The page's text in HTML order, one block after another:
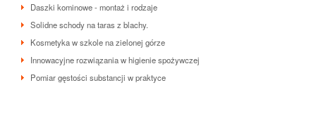
Daszki kominowe - montaż i rodzaje
Solidne schody na taras z blachy.
Kosmetyka w szkole na zielonej górze
Innowacyjne rozwiązania w higienie spożywczej
Pomiar gęstości substancji w praktyce